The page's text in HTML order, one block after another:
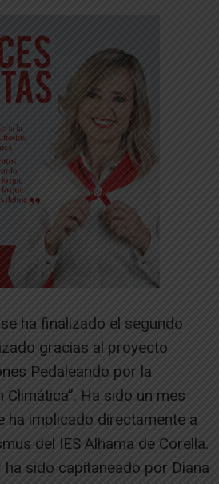
ha finalizado el segundo
gracias al proyecto
Pedaleando por la
Climática”. Ha sido un mes
ha implicado directamente a
del IES Alhama de Corella.
sido capitaneado por Diana